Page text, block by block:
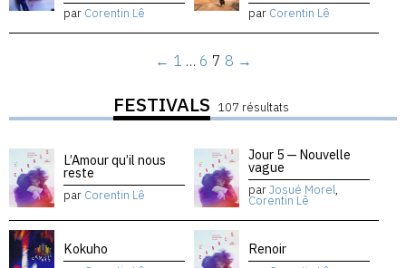
par Corentin Lê par Corentin Lê
← 1 … 6 7 8 →
FESTIVALS 107 résultats
L’Amour qu’il nous
reste
par Corentin Lê
Jour 5 — Nouvelle
vague
parJosué Morel,
Corentin Lê
Kokuho Renoir